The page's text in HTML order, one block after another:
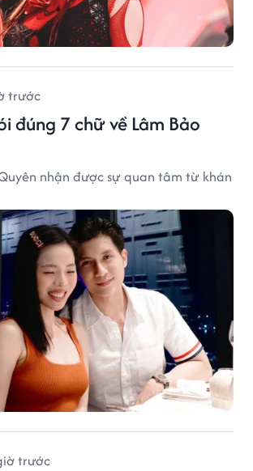
trước
đúng 7 chữ về Lâm Bảo
nhận được sự quan tâm từ khán
trước